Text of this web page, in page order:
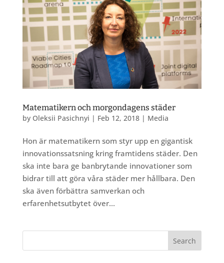
Matematikern och morgondagens städer
by Oleksii Pasichnyi | Feb 12, 2018| Media
Hon är matematikern som styr upp en gigantisk
innovationssatsning kring framtidens städer. Den
ska inte bara ge banbrytande innovationer som
bidrar till att göra våra städer mer hållbara. Den
ska även förbättra samverkan och
erfarenhetsutbytet över...